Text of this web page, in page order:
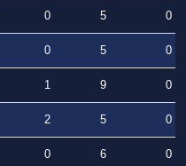
0 5
0
0 5
0
1 9
0
2 5
0
0 6
0